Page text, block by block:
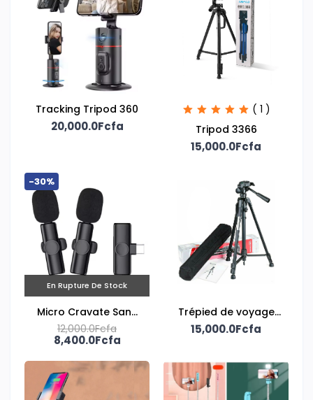
Tracking Tripod 360
20,000.0Fcfa
( 1 )
Tripod 3366
15,000.0Fcfa
-30%
En Rupture De Stock
Micro Cravate Sans
fil
12,000.0Fcfa
8,400.0Fcfa
Trépied de voyage
portable
15,000.0Fcfa